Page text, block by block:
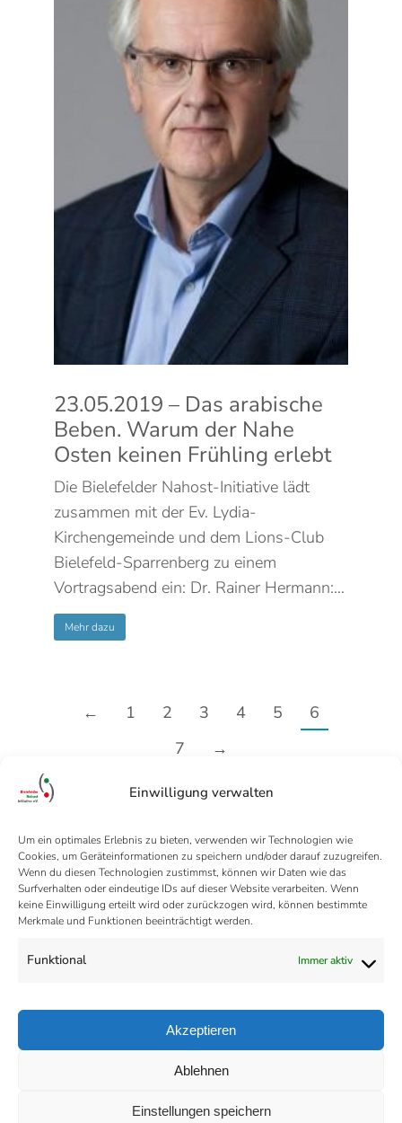
Einwilligung verwalten
Um ein optimales Erlebnis zu bieten, verwenden wir Technologien wie
Cookies, um Geräteinformationen zu speichern und/oder darauf zuzugreifen.
Wenn du diesen Technologien zustimmst, können wir Daten wie das
Surfverhalten oder eindeutige IDs auf dieser Website verarbeiten. Wenn
keine Einwilligung erteilt wird oder zurückzogen wird, können bestimmte
Merkmale und Funktionen beeinträchtigt werden.
Funktional Immer aktiv
Akzeptieren
Ablehnen
Einstellungen speichern
23.05.2019 – Das arabische
Beben. Warum der Nahe
Osten keinen Frühling erlebt
Die Bielefelder Nahost-Initiative lädt
zusammen mit der Ev. Lydia-
Kirchengemeinde und dem Lions-Club
Bielefeld-Sparrenberg zu einem
Vortragsabend ein: Dr. Rainer Hermann:…
Mehr dazu
← 1 2 3 4 5
6
7
→
Datenschutz